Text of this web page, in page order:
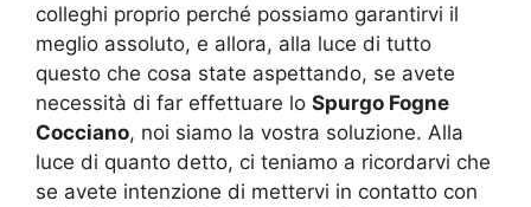
colleghi proprio perché possiamo garantirvi il
meglio assoluto, e allora, alla luce di tutto
questo che cosa state aspettando, se avete
necessità di far effettuare lo Spurgo Fogne
Cocciano, noi siamo la vostra soluzione. Alla
luce di quanto detto, ci teniamo a ricordarvi che
se avete intenzione di mettervi in contatto con